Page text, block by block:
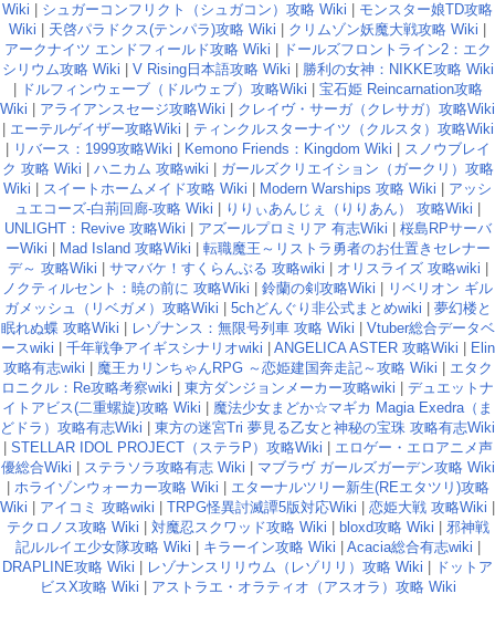
Wiki
シュガーコンフリクト（シュガコン）攻略 Wiki
モンスター娘TD攻略
Wiki
天啓パラドクス(テンパラ)攻略 Wiki クリムゾン妖魔大戦攻略 Wiki
アークナイツ エンドフィールド攻略 Wiki
ドールズフロントライン2：エク
シリウム攻略 Wiki
V Rising日本語攻略 Wiki
勝利の女神：NIKKE攻略 Wiki
ドルフィンウェーブ（ドルウェブ）攻略Wiki
宝石姫 Reincarnation攻略
Wiki
アライアンスセージ攻略Wiki
クレイヴ・サーガ（クレサガ）攻略Wiki
エーテルゲイザー攻略Wiki
ティンクルスターナイツ（クルスタ）攻略Wiki
リバース：1999攻略Wiki Kemono Friends：Kingdom Wiki
スノウブレイ
ク 攻略 Wiki
ハニカム 攻略wiki
ガールズクリエイション（ガークリ）攻略
Wiki
スイートホームメイド攻略 Wiki Modern Warships 攻略 Wiki
アッシ
ュエコーズ-白荊回廊-攻略 Wiki
りりぃあんじぇ（りりあん） 攻略Wiki
UNLIGHT：Revive 攻略Wiki
アズールプロミリア 有志Wiki
桜島RPサーバ
ーWiki
Mad Island 攻略Wiki
転職魔王～リストラ勇者のお仕置きセレナー
デ～ 攻略Wiki
サマバケ！すくらんぶる 攻略wiki オリスライズ 攻略wiki
ノクティルセント：暁の前に 攻略Wiki
鈴蘭の剣攻略Wiki
リベリオン ギル
ガメッシュ（リベガメ）攻略Wiki
5chどんぐり非公式まとめwiki
夢幻楼と
眠れぬ蝶 攻略Wiki
レゾナンス：無限号列車 攻略 Wiki
Vtuber総合データベ
ースwiki
千年戦争アイギスシナリオwiki ANGELICA ASTER 攻略Wiki
Elin
攻略有志wiki
魔王カリンちゃんRPG ～恋姫建国奔走記～攻略 Wiki
エタク
ロニクル：Re攻略考察wiki
東方ダンジョンメーカー攻略wiki
デュエットナ
イトアビス(二重螺旋)攻略 Wiki
魔法少女まどか☆マギカ Magia Exedra（ま
どドラ）攻略有志Wiki
東方の迷宮Tri 夢見る乙女と神秘の宝珠 攻略有志Wiki
STELLAR IDOL PROJECT（ステラP）攻略Wiki
エロゲー・エロアニメ声
優総合Wiki
ステラソラ攻略有志 Wiki
マブラヴ ガールズガーデン攻略 Wiki
ホライゾンウォーカー攻略 Wiki
エターナルツリー新生(REエタツリ)攻略
Wiki
アイコミ 攻略wiki TRPG怪異討滅譚5版対応Wiki 恋姫大戦 攻略Wiki
テクロノス攻略 Wiki
対魔忍スクワッド攻略 Wiki bloxd攻略 Wiki
邪神戦
記ルルイエ少女隊攻略 Wiki
キラーイン攻略 Wiki Acacia総合有志wiki
DRAPLINE攻略 Wiki
レゾナンスリリウム（レゾリリ）攻略 Wiki
ドットア
ビスX攻略 Wiki
アストラエ・オラティオ（アスオラ）攻略 Wiki